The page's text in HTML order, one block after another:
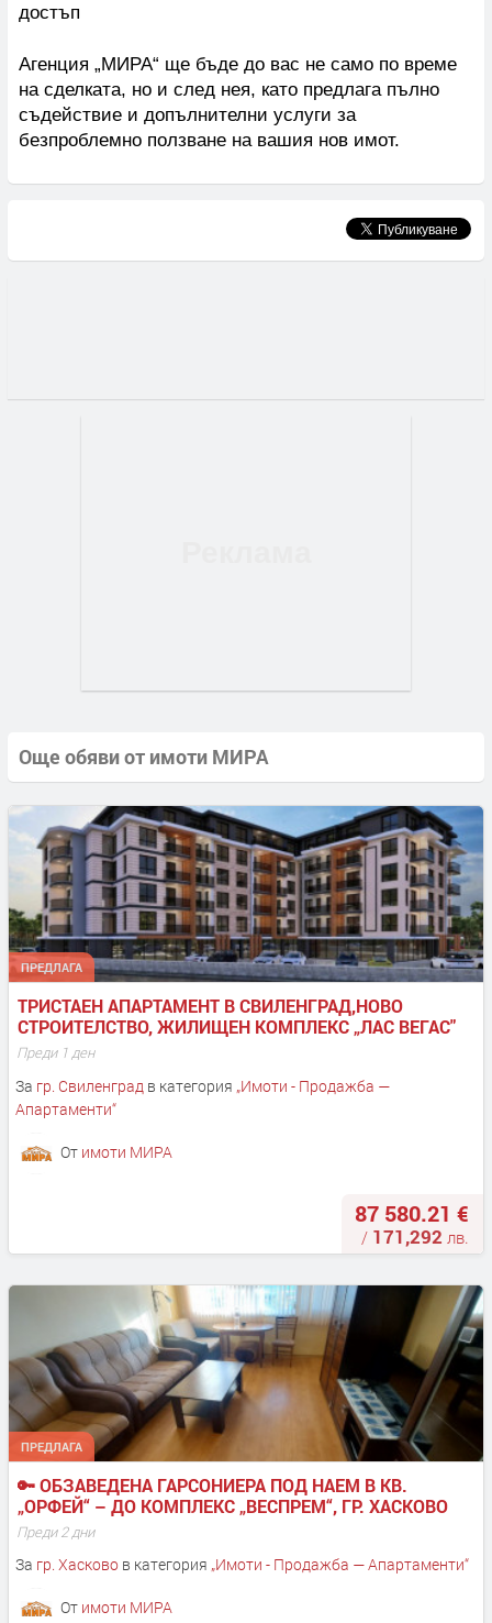
достъп
Агенция „МИРА“ ще бъде до вас не само по време
на сделката, но и след нея, като предлага пълно
съдействие и допълнителни услуги за
безпроблемно ползване на вашия нов имот.
Още обяви от имоти МИРА
ПРЕДЛАГА
ТРИСТАЕН АПАРТАМЕНТ В СВИЛЕНГРАД,НОВО
СТРОИТЕЛСТВО, ЖИЛИЩЕН КОМПЛЕКС „ЛАС ВЕГАС"
Преди 1 ден
За гр. Свиленград в категория „Имоти - Продажба —
Апартаменти“
От имоти МИРА
87 580.21 €
/ 171,292 лв.
ПРЕДЛАГА
🔑 ОБЗАВЕДЕНА ГАРСОНИЕРА ПОД НАЕМ В КВ.
„ОРФЕЙ“ – ДО КОМПЛЕКС „ВЕСПРЕМ“, ГР. ХАСКОВО
Преди 2 дни
За гр. Хасковов категория „Имоти - Продажба — Апартаменти“
От имоти МИРА